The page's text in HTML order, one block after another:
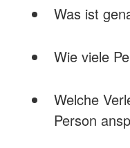
Was ist
Wie viele
Welche
Person